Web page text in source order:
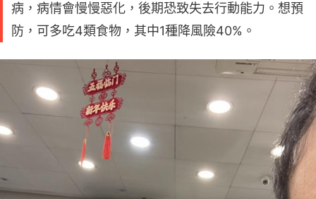
病，病情會慢慢惡化，後期恐致失去行動能力。想預
防，可多吃4類食物，其中1種降風險40%。